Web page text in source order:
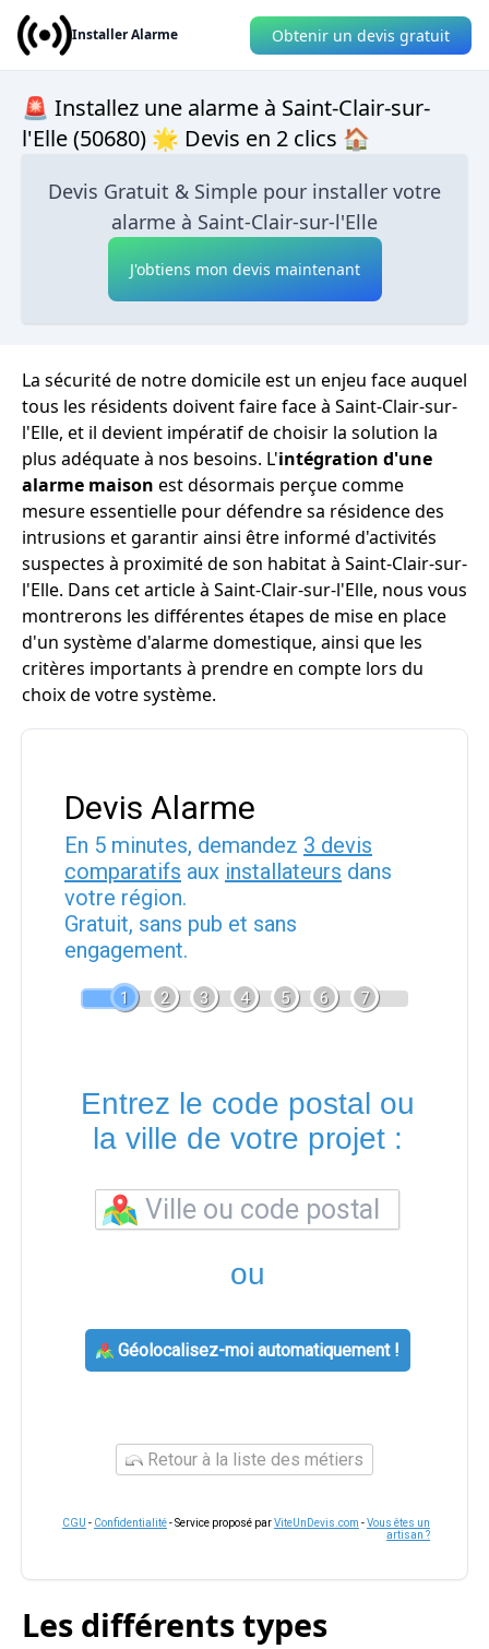
Installer Alarme Obtenir un devis gratuit
🚨 Installez une alarme à Saint-Clair-sur-
l'Elle (50680) 🌟 Devis en 2 clics 🏠
Devis Gratuit & Simple pour installer votre
alarme à Saint-Clair-sur-l'Elle
J'obtiens mon devis maintenant
La sécurité de notre domicile est un enjeu face auquel
tous les résidents doivent faire face à Saint-Clair-sur-
l'Elle, et il devient impératif de choisir la solution la
plus adéquate à nos besoins. L'intégration d'une
alarme maison est désormais perçue comme
mesure essentielle pour défendre sa résidence des
intrusions et garantir ainsi être informé d'activités
suspectes à proximité de son habitat à Saint-Clair-sur-
l'Elle. Dans cet article à Saint-Clair-sur-l'Elle, nous vous
montrerons les différentes étapes de mise en place
d'un système d'alarme domestique, ainsi que les
critères importants à prendre en compte lors du
choix de votre système.
Devis Alarme
En 5 minutes, demandez 3 devis
comparatifs aux installateurs dans
votre région.
Gratuit, sans pub et sans
engagement.
1 2 3 4 5 6 7
Entrez le code postal ou
la ville de votre projet :
ou
Géolocalisez-moi automatiquement !
Retour à la liste des métiers
CGU - Confidentialité- Service proposé parViteUnDevis.com -Vous êtes un
artisan ?
Les différents types